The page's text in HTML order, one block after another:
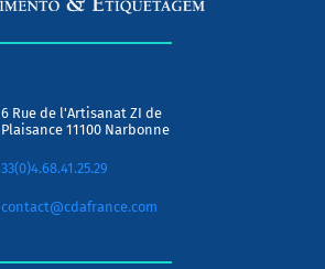
6 Rue de l'Artisanat ZI de
Plaisance 11100 Narbonne
33(0)4.68.41.25.29
contact@cdafrance.com